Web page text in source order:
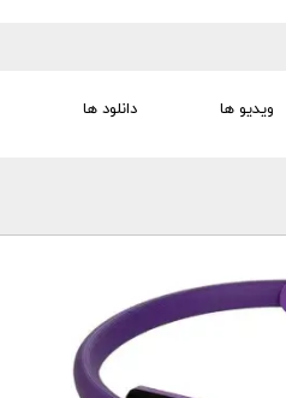
تجهیزات الکترو تراپی
ویدیو ها دانلود ها